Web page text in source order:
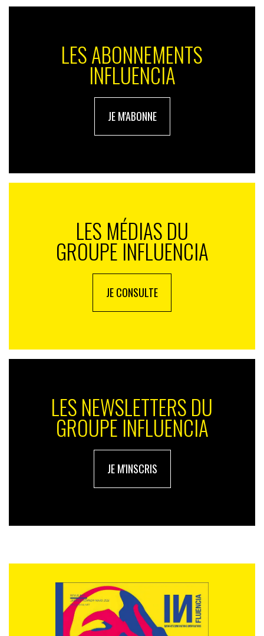
LES ABONNEMENTS
INFLUENCIA
JE M'ABONNE
LES MÉDIAS DU
GROUPE INFLUENCIA
JE CONSULTE
LES NEWSLETTERS DU
GROUPE INFLUENCIA
JE M'INSCRIS